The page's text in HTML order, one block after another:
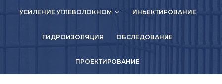
УСИЛЕНИЕ УГЛЕВОЛОКНОМ ИНЬЕКТИРОВАНИЕ
ГИДРОИЗОЛЯЦИЯ ОБСЛЕДОВАНИЕ
ПРОЕКТИРОВАНИЕ